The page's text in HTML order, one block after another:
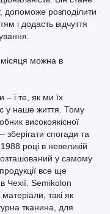
допоможе розподілити
і додасть відчуття
можна в
– і те, як ми їх
у наше життя. Тому
високоякісної
зберігати спогади та
році в невеликій
у самому
все ще
Чехії. Semikolon
такі як
тканина, для